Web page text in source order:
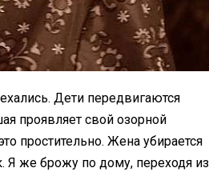
Дети передвигаются
проявляет свой озорной
простительно. Жена убирается
Я же брожу по дому, переходя из